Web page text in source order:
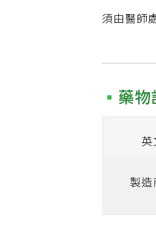
須由醫師
藥物
英
製